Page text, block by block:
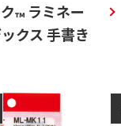
™ラミネー
クス 手書き